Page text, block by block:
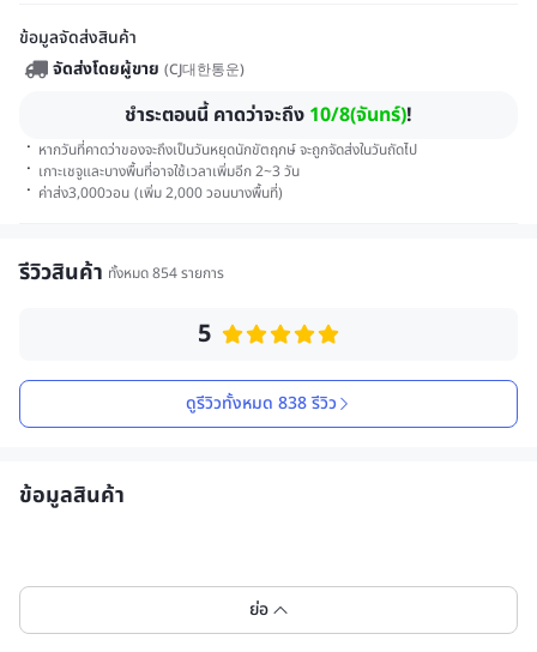
ข้อมูลจัดส่งสินค้า
จัดส่งโดยผู้ขาย (CJ대한통운)
ชำระตอนนี้ คาดว่าจะถึง 10/8(จันทร์)!
· หากวันที่คาดว่าของจะถึงเป็นวันหยุดนักขัตฤกษ์ จะถูกจัดส่งในวันถัดไป
· เกาะเชจูและบางพื้นที่อาจใช้เวลาเพิ่มอีก 2~3 วัน
· ค่าส่ง3,000วอน (เพิ่ม 2,000 วอนบางพื้นที่)
รีวิวสินค้า ทั้งหมด 854 รายการ
5
ดูรีวิวทั้งหมด 838 รีวิว
ข้อมูลสินค้า
ย่อ